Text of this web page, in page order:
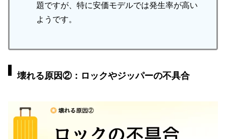
題ですが、特に安価モデルでは発生率が高い
ようです。
壊れる原因②：ロックやジッパーの不具合